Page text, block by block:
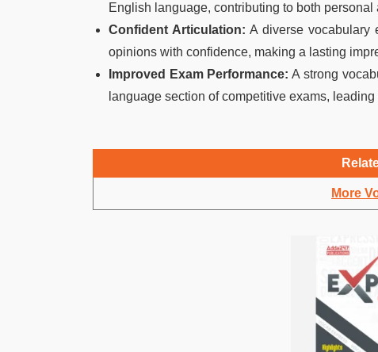
English language, contributing to both
Confident Articulation: A diverse vocabulary
opinions with confidence, making a lasting
Improved Exam Performance: A strong
language section of competitive exams,
More